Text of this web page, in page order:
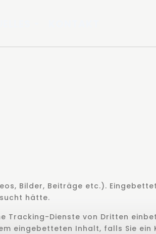
Bilder, Beiträge etc.).
hätte.
Tracking-Dienste von Dritten
eingebetteten Inhalt, falls Sie ein